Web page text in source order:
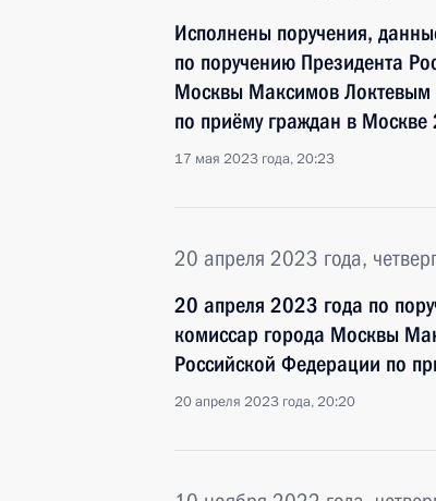
Исполнены поручения,
по поручению Президента
Москвы Максимов Локтевым
по приёму граждан в
17 мая 2023 года, 20:23
20 апреля 2023 года,
20 апреля 2023 года по
комиссар города Москвы
Российской Федерации по
20 апреля 2023 года, 20:20